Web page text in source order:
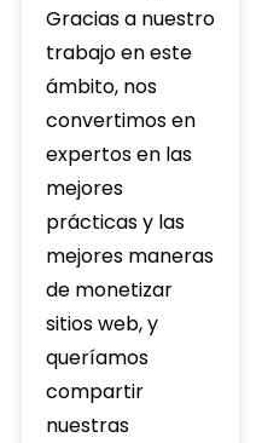
Gracias a nuestro
trabajo en este
ámbito, nos
convertimos en
expertos en las
mejores
prácticas y las
mejores maneras
de monetizar
sitios web, y
queríamos
compartir
nuestras